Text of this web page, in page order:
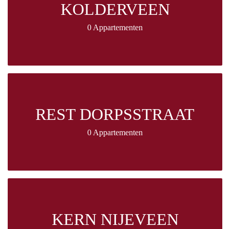
KOLDERVEEN
0 Appartementen
REST DORPSSTRAAT
0 Appartementen
KERN NIJEVEEN